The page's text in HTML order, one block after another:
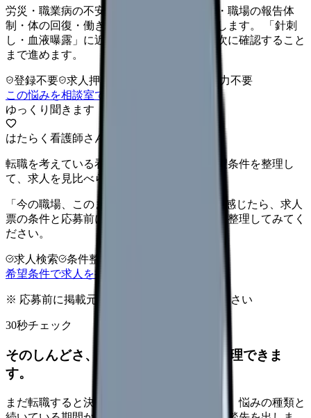
労災・職業病の不安を、起きたことの記録・職場の報告体
制・体の回復・働き方の調整に分けて整理します。 「針刺
し・血液曝露」に近い状況を選ぶだけで、次に確認すること
まで進めます。
登録不要 求人押し売りなし
病院名は入力不要
この悩みを相談室で整理する
ゆっくり聞きます
はたらく看護師さん 求人
転職を考えている看護師さんへ。まずは希望条件を整理し
て、求人を見比べられます。
「今の職場、このままでいいのかな...」そう感じたら、求人
票の条件と応募前に確認したい不安を分けて整理してみてく
ださい。
求人検索 条件整理
希望条件で求人を探す
※ 応募前に掲載元の最新情報を確認してください
30秒チェック
そのしんどさ、転職すべきサインか整理できま
す。
まだ転職すると決めていなくても大丈夫です。悩みの種類と